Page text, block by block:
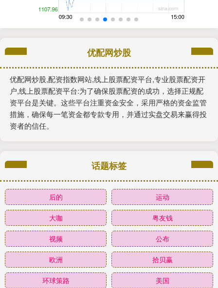
优配网炒股
优配网炒股,配资指数网站,线上股票配资平台,专业股票配资开
户,线上股票配资平台:为了确保股票配资的成功，选择正规配
资平台是关键。这些平台注重资金安全，采用严格的资金监管
措施，确保每一笔资金都专款专用，并通过实盘交易来赢得投
资者的信任。
话题标签
后的 运动
大咖 粤友钱
视频 公布
欧洲 拾贝赢
环球策路 美国